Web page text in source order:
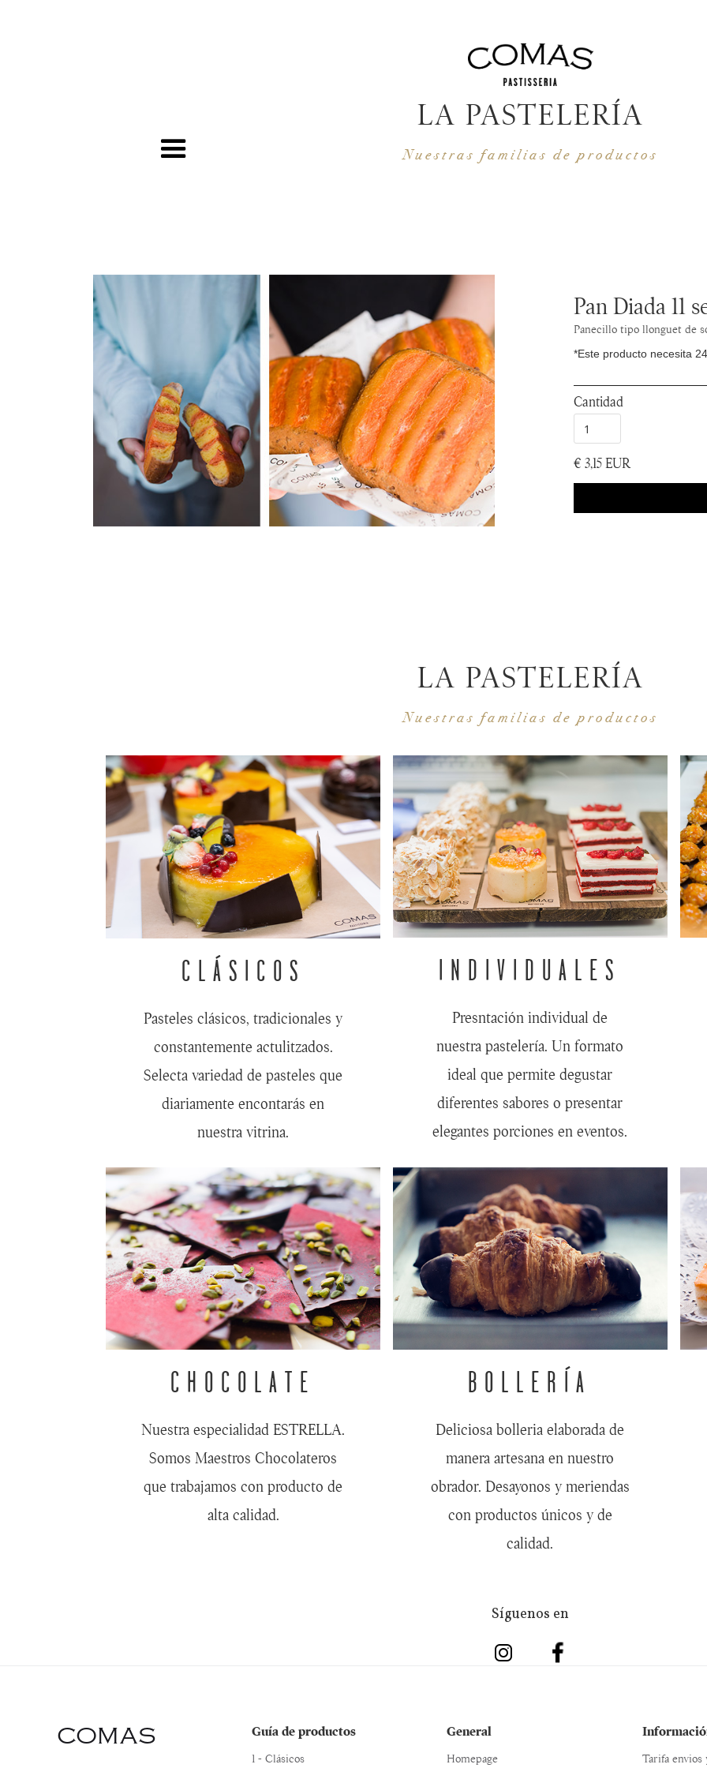
LA PASTELERÍA
Nuestras familias de productos
Pan Diada 11
Panecillo tipo llonguet de
*Este producto necesita
Cantidad
€ 3,15 EUR
LA PASTELERÍA
Nuestras familias de productos
CLÁSICOS
Pasteles clásicos, tradicionales y
constantemente actulitzados.
Selecta variedad de pasteles que
diariamente encontarás en
nuestra vitrina.
INDIVIDUALES
Presntación individual de
nuestra pastelería. Un formato
ideal que permite degustar
diferentes sabores o presentar
elegantes porciones en eventos.
CHOCOLATE
Nuestra especialidad ESTRELLA.
Somos Maestros Chocolateros
que trabajamos con producto de
alta calidad.
BOLLERÍA
Deliciosa bolleria elaborada de
manera artesana en nuestro
obrador. Desayonos y meriendas
con productos únicos y de
calidad.
Síguenos en
COMAS Guía de productos
1 - Clásicos
General
Homepage Tarifa envios